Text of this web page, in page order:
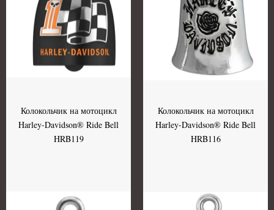
Колокольчик на мотоцикл
Harley-Davidson® Ride Bell
HRB119
Колокольчик на мотоцикл
Harley-Davidson® Ride Bell
HRB116